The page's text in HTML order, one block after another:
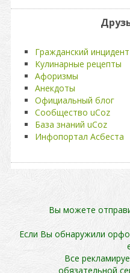
Гражданский инцидент
Кулинарные рецепты
Афоризмы
Анекдоты
Официальный блог
Сообщество uCoz
База знаний uCoz
Инфопортал Асбеста
Вы можете
Если Вы обнаружили
Все
обязательной